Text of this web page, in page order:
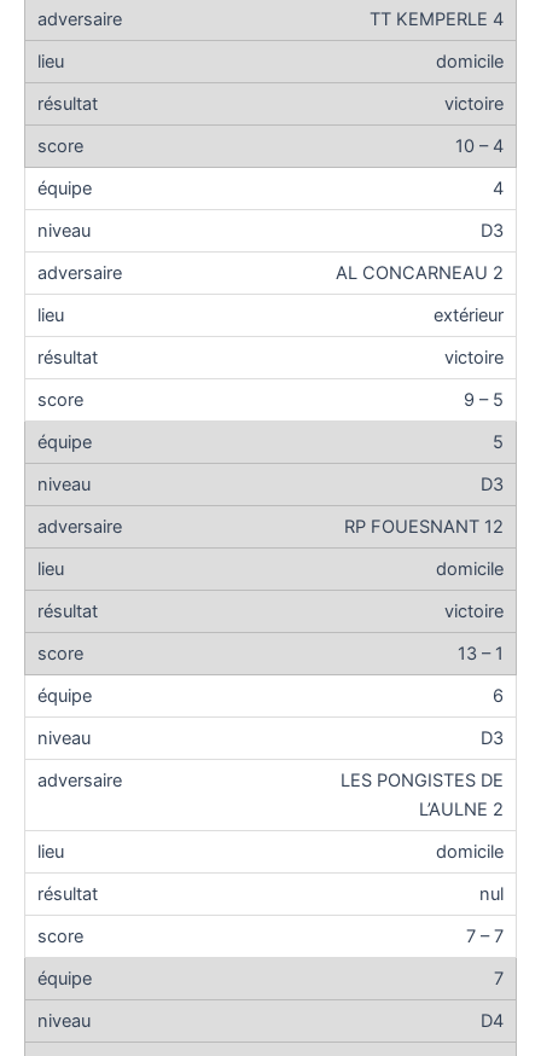
TT KEMPERLE 4
domicile
victoire
10 – 4
4
D3
AL CONCARNEAU 2
extérieur
victoire
9 – 5
5
D3
RP FOUESNANT 12
domicile
victoire
13 – 1
6
D3
LES PONGISTES DE
L’AULNE 2
domicile
nul
7 – 7
7
D4